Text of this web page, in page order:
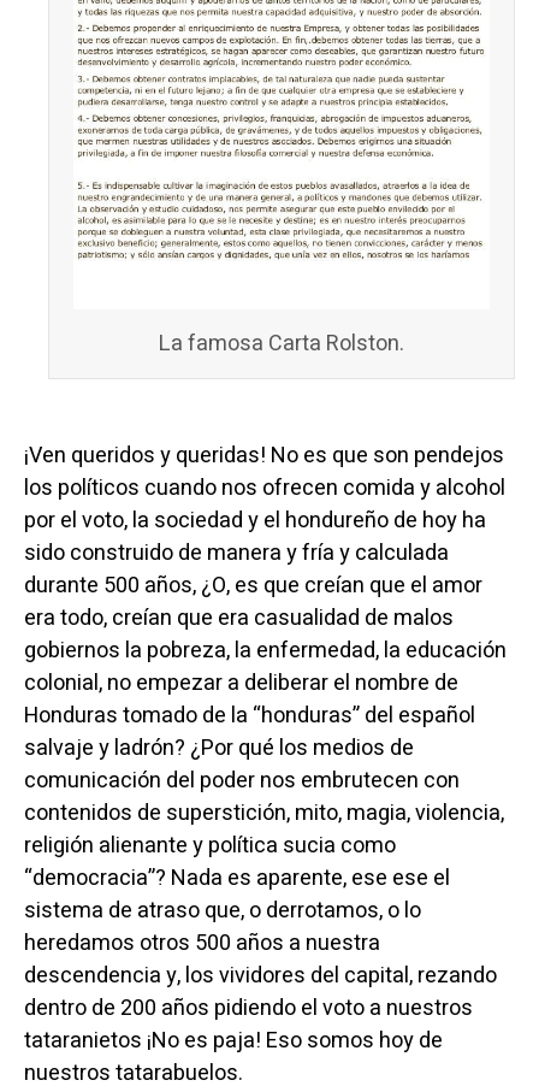
La famosa Carta Rolston.
¡Ven queridos y queridas! No es que son pendejos
los políticos cuando nos ofrecen comida y alcohol
por el voto, la sociedad y el hondureño de hoy ha
sido construido de manera y fría y calculada
durante 500 años, ¿O, es que creían que el amor
era todo, creían que era casualidad de malos
gobiernos la pobreza, la enfermedad, la educación
colonial, no empezar a deliberar el nombre de
Honduras tomado de la “honduras” del español
salvaje y ladrón? ¿Por qué los medios de
comunicación del poder nos embrutecen con
contenidos de superstición, mito, magia, violencia,
religión alienante y política sucia como
“democracia”? Nada es aparente, ese ese el
sistema de atraso que, o derrotamos, o lo
heredamos otros 500 años a nuestra
descendencia y, los vividores del capital, rezando
dentro de 200 años pidiendo el voto a nuestros
tataranietos ¡No es paja! Eso somos hoy de
nuestros tatarabuelos.